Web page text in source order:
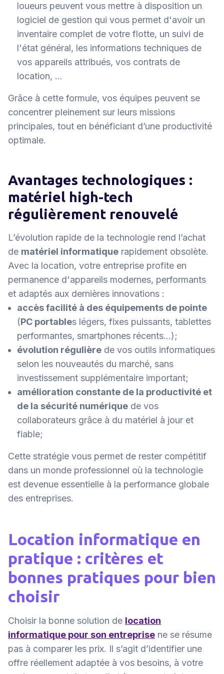
loueurs peuvent vous mettre à disposition un
logiciel de gestion qui vous permet d'avoir un
inventaire complet de votre flotte, un suivi de
l'état général, les informations techniques de
vos appareils attribués, vos contrats de
location, ...
Grâce à cette formule, vos équipes peuvent se
concentrer pleinement sur leurs missions
principales, tout en bénéficiant d’une productivité
optimale.
Avantages technologiques :
matériel high-tech
régulièrement renouvelé
L’évolution rapide de la technologie rend l’achat
de matériel informatique rapidement obsolète.
Avec la location, votre entreprise profite en
permanence d'appareils modernes, performants
et adaptés aux dernières innovations :
accès facilité à des équipements de pointe
(PC portables légers, fixes puissants, tablettes
performantes, smartphones récents…);
évolution régulière de vos outils informatiques
selon les nouveautés du marché, sans
investissement supplémentaire important;
amélioration constante de la productivité et
de la sécurité numérique de vos
collaborateurs grâce à du matériel à jour et
fiable;
Cette stratégie vous permet de rester compétitif
dans un monde professionnel où la technologie
est devenue essentielle à la performance globale
des entreprises.
Location informatique en
pratique : critères et
bonnes pratiques pour bien
choisir
Choisir la bonne solution de location
informatique pour son entreprise ne se résume
pas à comparer les prix. Il s’agit d’identifier une
offre réellement adaptée à vos besoins, à votre